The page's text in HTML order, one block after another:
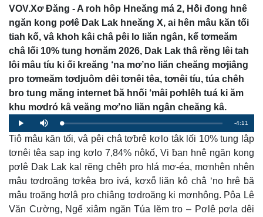
VOV.Xơ Đăng - A roh hôp Hneăng má 2, Hô̆i đong hnê
ngăn kong pơlê Dak Lak hneăng X, ai hên mâu kăn tối
tiah kố, vâ khoh kâi châ pêi lo liăn ngân, kế tơmeăm
châ lối 10% tung hơnăm 2026, Dak Lak thâ rĕng lêi tah
lôi mâu tíu ki ối kreăng ‘na mơ’no liăn cheăng mơjiâng
pro tơmeăm tơdjuôm dêi tơnêi têa, tơnêi tíu, túa chêh
bro tung măng internet ƀă hnối ‘mâi pơhlêh tuá ki ăm
khu mơdró kâ veăng mơ’no liăn ngân cheăng kâ.
Play Mute Loaded:
0%
Progress:
0%
Remaining
Time
-4:11
Tiô mâu kăn tối, vâ pêi châ tơƀrê kơlo tâk lối 10% tung lâp
tơnêi têa sap ing kơlo 7,84% nôkố, Vi ƀan hnê ngăn kong
pơlê Dak Lak kal rĕng chêh pro hlá mơ-éa, mơnhên nhên
mâu tơdroăng tơkêa bro ivá, kơxô̆ liăn kô châ ‘no hrê ƀă
mâu troăng hơlâ pro chiâng tơdroăng ki mơnhông. Pôa Lê
Văn Cường, Ngế xiâm ngăn Túa lĕm tro – Pơlê pơla dêi